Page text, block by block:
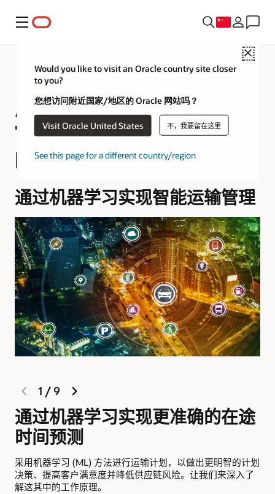
菜单
Close
Would you like to visit an Oracle country site closer
to you?
您想访问附近国家/地区的 Oracle 网站吗？
Visit Oracle United States 不，我要留在这里
See this page for a different country/region
产品导览 —
Transportation
Management
通过机器学习实现智能运输管理
previous
slide
1 /9
通过机器学习实现更准确的在途
时间预测
采用机器学习 (ML) 方法进行运输计划，以做出更明智的计划
决策、提高客户满意度并降低供应链风险。让我们来深入了
解这其中的工作原理。